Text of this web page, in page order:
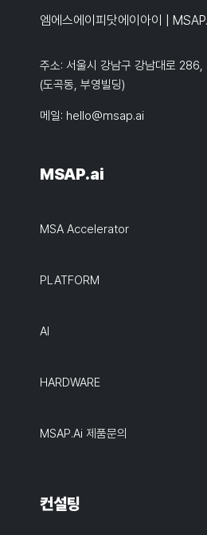
엠에스에이피닷에이아이 |
주소: 서울시 강남구 강남대로
(도곡동, 부영빌딩)
메일: hello@msap.ai
MSAP.ai
MSA Accelerator
PLATFORM
AI
HARDWARE
MSAP.ai 제품문의
컨설팅